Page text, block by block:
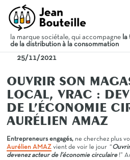
la marque sociétale, qui accompagne
de la distribution à la consommation
25/11/2021
OUVRIR SON
LOCAL, VRAC :
DE L’ÉCONOMIE
AURÉLIEN AMAZ
Entrepreneurs engagés, ne cherchez plus
Aurélien AMAZ vient de voir le jour “
devenez acteur de l’économie circulaire!”